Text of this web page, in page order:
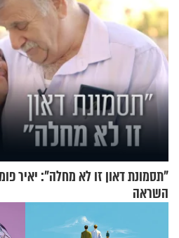
"תסמונת דאון זו לא מחלה": יאיר
השראה